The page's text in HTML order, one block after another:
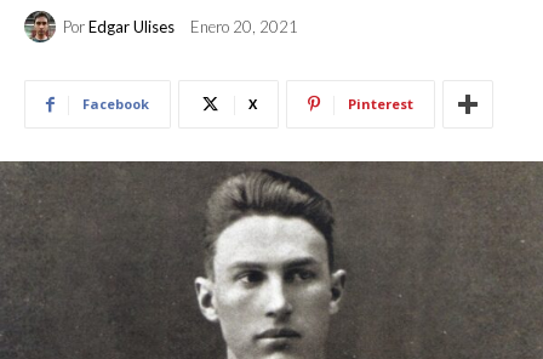
PorEdgar Ulises Enero 20, 2021
Facebook X Pinterest